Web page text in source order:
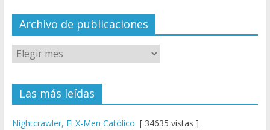
el
Archivo de publicaciones
Las más leídas
Nightcrawler, El X-Men Católico [ 34635 vistas ]